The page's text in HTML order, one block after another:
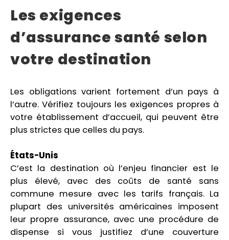
Les exigences
d’assurance santé selon
votre destination
Les obligations varient fortement d’un pays à
l’autre. Vérifiez toujours les exigences propres à
votre établissement d’accueil, qui peuvent être
plus strictes que celles du pays.
États-Unis
C’est la destination où l’enjeu financier est le
plus élevé, avec des coûts de santé sans
commune mesure avec les tarifs français. La
plupart des universités américaines imposent
leur propre assurance, avec une procédure de
dispense si vous justifiez d’une couverture